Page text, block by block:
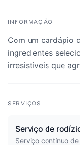
INFORMAÇÃO
Com um cardápio
ingredientes
irresistíveis que
SERVIÇOS
Serviço de
Serviço contínuo